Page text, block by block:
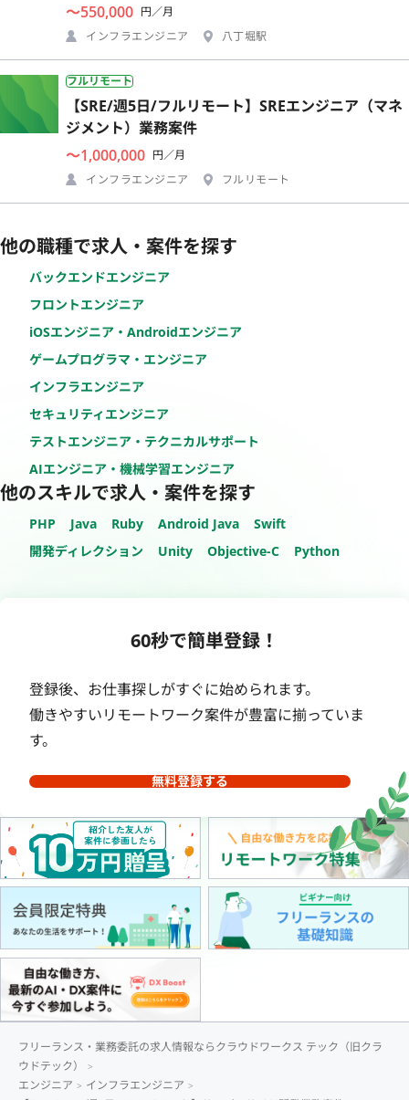
〜550,000 円／月
インフラエンジニア
八丁堀駅
フルリモート
【SRE/週5日/フルリモート】SREエンジニア（マネ
ジメント）業務案件
〜1,000,000 円／月
インフラエンジニア
フルリモート
他の職種で求人・案件を探す
バックエンドエンジニア
フロントエンジニア
iOSエンジニア・Androidエンジニア
ゲームプログラマ・エンジニア
インフラエンジニア
セキュリティエンジニア
テストエンジニア・テクニカルサポート
AIエンジニア・機械学習エンジニア
他のスキルで求人・案件を探す
PHP Java Ruby Android Java
Swift
開発ディレクション
Unity Objective-C Python
60秒で簡単登録！
登録後、お仕事探しがすぐに始められます。
働きやすいリモートワーク案件が豊富に揃っていま
す。
無料登録する
フリーランス・業務委託の求人情報ならクラウドワークス テック（旧クラ
ウドテック）
エンジニア
インフラエンジニア